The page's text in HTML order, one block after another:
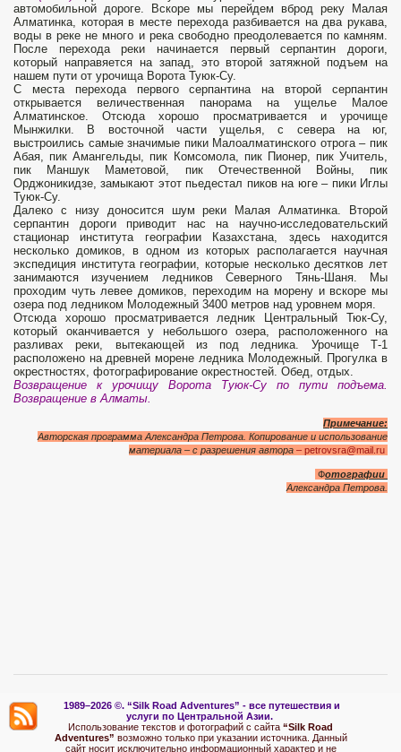
автомобильной дороге. Вскоре мы перейдем вброд реку Малая
Алматинка, которая в месте перехода разбивается на два рукава,
воды в реке не много и река свободно преодолевается по камням.
После перехода реки начинается первый серпантин дороги,
который направяется на запад, это второй затяжной подъем на
нашем пути от урочища Ворота Туюк-Су.
С места перехода первого серпантина на второй серпантин
открывается величественная панорама на ущелье Малое
Алматинское. Отсюда хорошо просматривается и урочище
Мынжилки. В восточной части ущелья, с севера на юг,
выстроились самые значимые пики Малоалматинского отрога – пик
Абая, пик Амангельды, пик Комсомола, пик Пионер, пик Учитель,
пик Маншук Маметовой, пик Отечественной Войны, пик
Орджоникидзе, замыкают этот пьедестал пиков на юге – пики Иглы
Туюк-Су.
Далеко с низу доносится шум реки Малая Алматинка. Второй
серпантин дороги приводит нас на научно-исследовательский
стационар института географии Казахстана, здесь находится
несколько домиков, в одном из которых располагается научная
экспедиция института географии, которые несколько десятков лет
занимаются изучением ледников Северного Тянь-Шаня. Мы
проходим чуть левее домиков, переходим на морену и вскоре мы
озера под ледником Молодежный 3400 метров над уровнем моря.
Отсюда хорошо просматривается ледник Центральный Тюк-Су,
который оканчивается у небольшого озера, расположенного на
разливах реки, вытекающей из под ледника. Урочище Т-1
расположено на древней морене ледника Молодежный. Прогулка в
окрестностях, фотографирование окрестностей. Обед, отдых.
Возвращение к урочищу Ворота Туюк-Су по пути подъема.
Возвращение в Алматы.
Примечание:
Авторская программа Александра Петрова. Копирование и использование
материала – с разрешения автора – petrovsra@mail.ru
Фотографии
Александра Петрова.
1989–2026 ©. “Silk Road Adventures” - все путешествия и
услуги по Центральной Азии.
Использование текстов и фотографий с сайта “Silk Road
Adventures” возможно только при указании источника. Данный
сайт носит исключительно информационный характер и не